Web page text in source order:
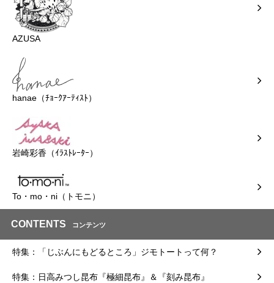
AZUSA
hanae（ﾁｮｰｸｱｰﾃｨｽﾄ）
岩崎彩香（ｲﾗｽﾄﾚｰﾀｰ）
To・mo・ni（トモニ）
CONTENTS コンテンツ
特集：「じぶんにもどるところ」ジモトートって何？
特集：日高みつし昆布『極細昆布』＆『刻み昆布』